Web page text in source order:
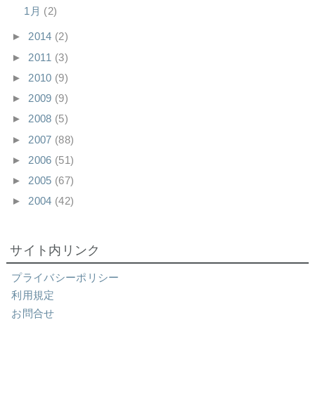
1月 (2)
►2014 (2)
► 2011 (3)
► 2010 (9)
► 2009 (9)
►2008 (5)
► 2007 (88)
► 2006 (51)
► 2005 (67)
►2004 (42)
サイト内リンク
プライバシーポリシー
利用規定
お問合せ